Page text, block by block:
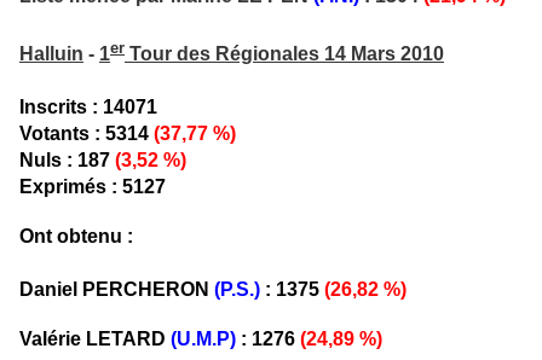
Halluin - 1er Tour des Régionales 14 Mars 2010
Inscrits : 14071
Votants : 5314 (37,77 %)
Nuls : 187 (3,52 %)
Exprimés : 5127
Ont obtenu :
Daniel PERCHERON (P.S.) : 1375 (26,82 %)
Valérie LETARD (U.M.P) : 1276 (24,89 %)